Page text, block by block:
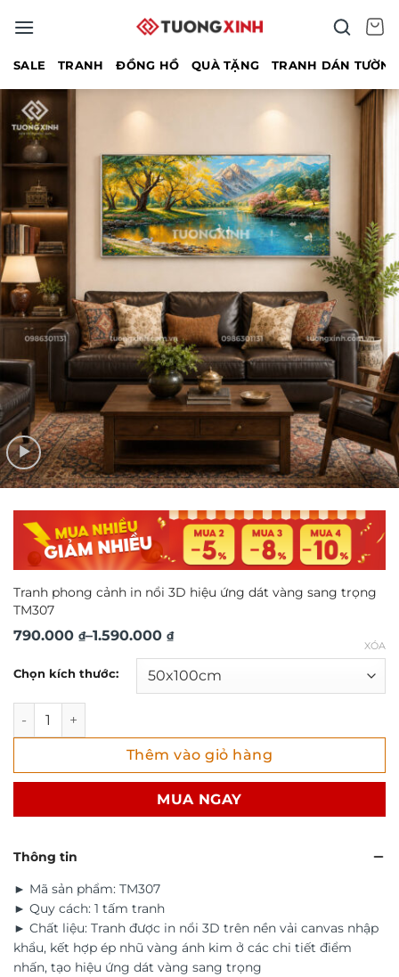
qua
SALE TRANH ĐỒNG HỒ QUÀ TẶNG TRANH DÁN
Tranh phong cảnh in nổi 3D hiệu ứng dát vàng sang trọng
TM307
790.000 ₫–1.590.000 ₫
Khoảng
790.000 ₫
đến
1.590.000 ₫
Chọn kích thước:
XÓA
Tranh phong cảnh in nổi 3D hiệu ứng dát vàng sang
Thêm vào giỏ hàng
MUA NGAY
Thông tin
► Mã sản phẩm: TM307
► Quy cách: 1 tấm tranh
► Chất liệu: Tranh được in nổi 3D trên nền vải canvas nhập
khẩu, kết hợp ép nhũ vàng ánh kim ở các chi tiết điểm
nhấn, tạo hiệu ứng dát vàng sang trọng